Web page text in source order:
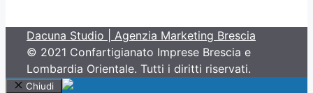
Dacuna Studio | Agenzia Marketing Brescia
© 2021 Confartigianato Imprese Brescia e
Lombardia Orientale. Tutti i diritti riservati.
Chiudi